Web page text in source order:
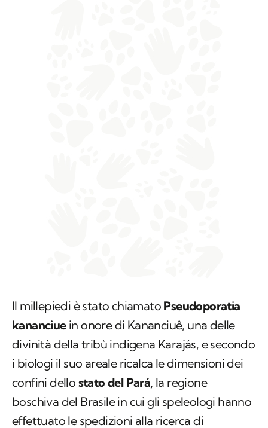
Il millepiedi è stato chiamato Pseudoporatia
kananciuein onore di Kananciuê, una delle
divinità della tribù indigena Karajás, e secondo
i biologi il suo areale ricalca le dimensioni dei
confini dello stato del Pará, la regione
boschiva del Brasile in cui gli speleologi hanno
effettuato le spedizioni alla ricerca di